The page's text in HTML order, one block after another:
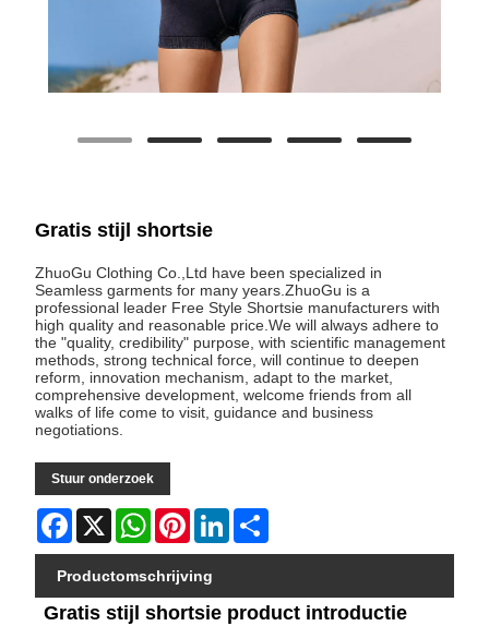
Gratis stijl shortsie
ZhuoGu Clothing Co.,Ltd have been specialized in
Seamless garments for many years.ZhuoGu is a
professional leader Free Style Shortsie manufacturers with
high quality and reasonable price.We will always adhere to
the "quality, credibility" purpose, with scientific management
methods, strong technical force, will continue to deepen
reform, innovation mechanism, adapt to the market,
comprehensive development, welcome friends from all
walks of life come to visit, guidance and business
negotiations.
Stuur onderzoek
Facebook
X WhatsAppPinterestLinkedIn
Productomschrijving
Gratis stijl shortsie product introductie